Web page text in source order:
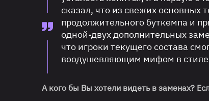
сказал, что из свежих основных
продолжительного буткемпа и
одной-двух дополнительных
что игроки текущего состава
воодушевляющим мифом в
А кого бы Вы хотели видеть в заменах?